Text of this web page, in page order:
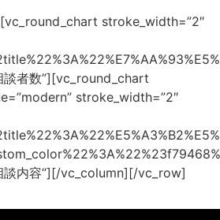
stroke_width=”2″
者数”][vc_round_chart
stroke_width=”2″
談内容”][/vc_column][/vc_row]